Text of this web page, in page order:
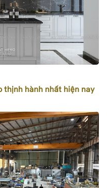
thịnh hành nhất hiện nay